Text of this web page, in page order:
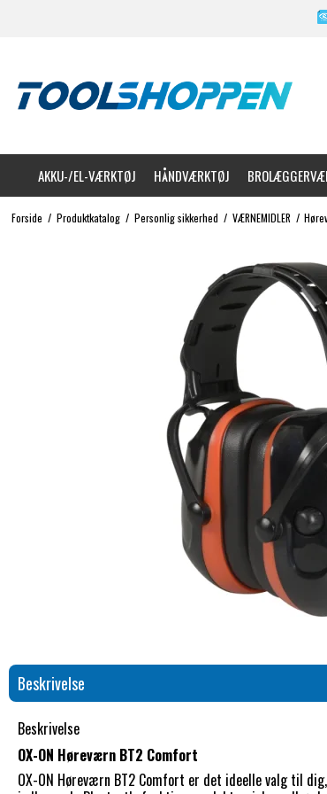
AKKU-/EL-VÆRKTØJ HÅNDVÆRKTØJ
Forside / Produktkatalog / Personlig sikkerhed / VÆRNEMIDLER /
Beskrivelse
Beskrivelse
OX-ON Høreværn BT2 Comfort
OX-ON Høreværn BT2 Comfort er det ideelle valg til